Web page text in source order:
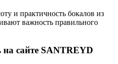
и практичность бокалов из
важность правильного
на сайте SANTREYD